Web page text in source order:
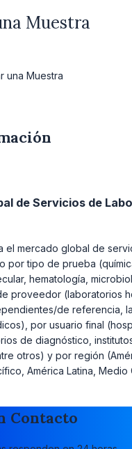
Muestra
una Muestra
de Servicios de
el mercado global de
por tipo de prueba
hematología,
proveedor (laboratorios
de referencia,
por usuario final
de diagnóstico,
otros) y por región
América Latina, Medio
Contacto